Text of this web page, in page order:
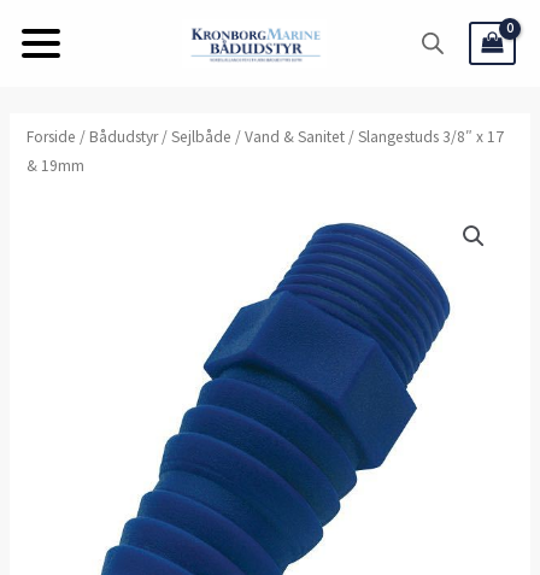
Forside / Bådudstyr/Sejlbåde /Vand & Sanitet / Slangestuds 3/8″ x 17
& 19mm
Slangestuds
3/8"